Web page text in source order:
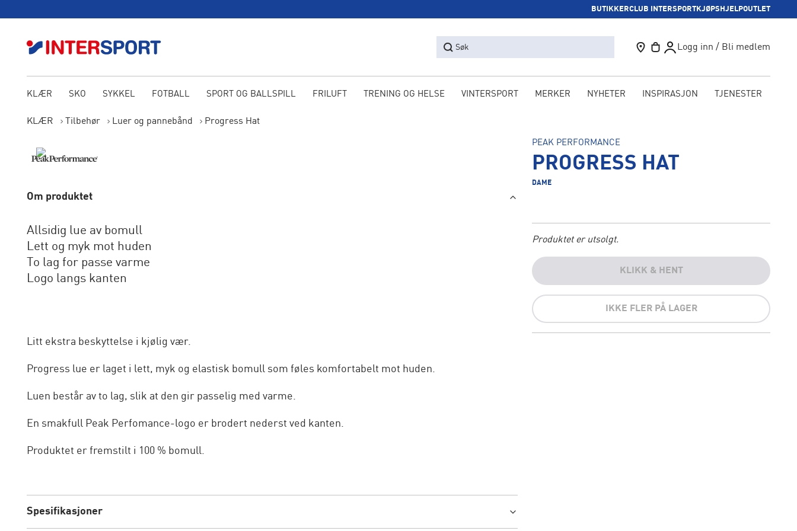
BUTIKKERCLUB INTERSPORTKJØPSHJELPOUTLET
Søk Logg inn / Bli medlem
KLÆR SKO SYKKEL FOTBALL SPORT OG BALLSPILL FRILUFT TRENING OG HELSE VINTERSPORT MERKER NYHETER INSPIRASJON TJENESTER
KLÆR Tilbehør Luer og pannebånd Progress Hat
Om produktet
Allsidig lue av bomull
Lett og myk mot huden
To lag for passe varme
Logo langs kanten
Litt ekstra beskyttelse i kjølig vær.
Progress lue er laget i lett, myk og elastisk bomull som føles komfortabelt mot huden.
Luen består av to lag, slik at den gir passelig med varme.
En smakfull Peak Perfomance-logo er brodert nederst ved kanten.
Produktet er fremstilt i 100 % bomull.
Spesifikasjoner
PEAK PERFORMANCE
PROGRESS HAT
DAME
Produktet er utsolgt.
KLIKK & HENT
IKKE FLER PÅ LAGER